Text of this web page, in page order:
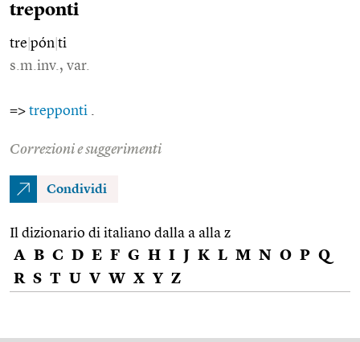
treponti
tre pón ti
s.m.inv., var.
=> trepponti
Correzioni e suggerimenti
Condividi
Il dizionario di italiano dalla a alla z
A B C D E F G H I J K L M N O P Q
R S T U V W X Y Z